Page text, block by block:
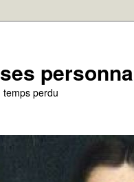
perdu